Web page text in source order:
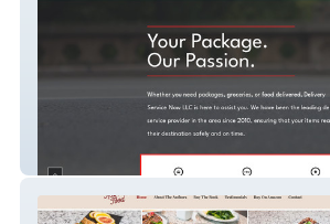
Delivery Service Now